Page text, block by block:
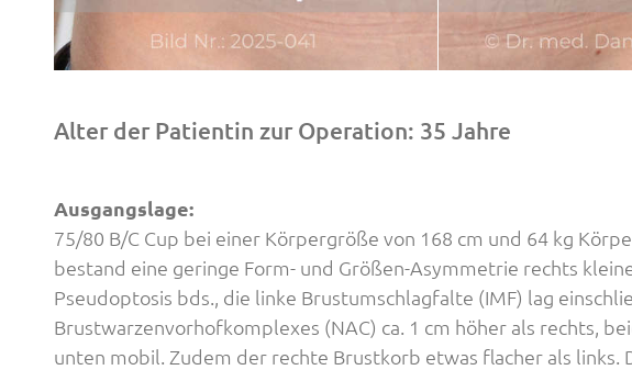
Alter der Patientin zur Operation: 35 Jahre
Ausgangslage:
75/80 B/C Cup bei einer Körpergröße von 168 cm und 64 kg
bestand eine geringe Form- und Größen-Asymmetrie rechts
Pseudoptosis bds., die linke Brustumschlagfalte (IMF) lag
Brustwarzenvorhofkomplexes (NAC) ca. 1 cm höher als rechts,
unten mobil. Zudem der rechte Brustkorb etwas flacher als links.